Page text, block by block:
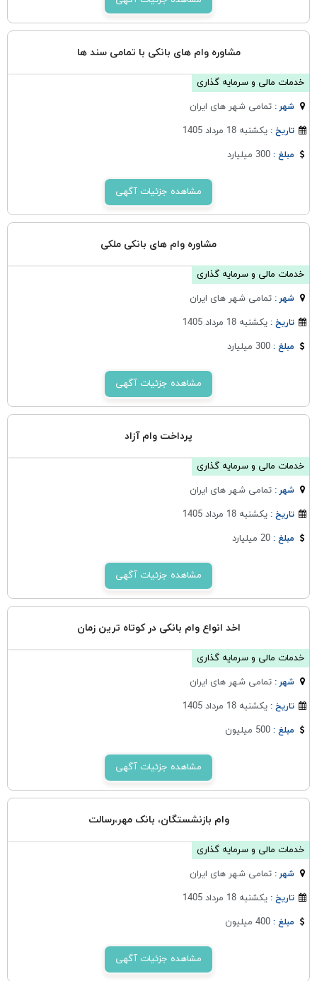
مشاوره وام های بانکی با تمامی سند ها
خدمات مالی و سرمایه گذاری
شهر :تمامی شهر های ایران
تاریخ :یکشنبه 18 مرداد 1405
مبلغ :300 میلیارد
مشاهده جزئیات آگهی
مشاوره وام های بانکی ملکی
خدمات مالی و سرمایه گذاری
شهر :تمامی شهر های ایران
تاریخ :یکشنبه 18 مرداد 1405
مبلغ :300 میلیارد
مشاهده جزئیات آگهی
پرداخت وام آزاد
خدمات مالی و سرمایه گذاری
شهر :تمامی شهر های ایران
تاریخ :یکشنبه 18 مرداد 1405
مبلغ :20 میلیارد
مشاهده جزئیات آگهی
اخد انواع وام بانکی در کوتاه ترین زمان
خدمات مالی و سرمایه گذاری
شهر :تمامی شهر های ایران
تاریخ :یکشنبه 18 مرداد 1405
مبلغ :500 میلیون
مشاهده جزئیات آگهی
وام بازنشستگان، بانک مهر،رسالت
خدمات مالی و سرمایه گذاری
شهر :تمامی شهر های ایران
تاریخ :یکشنبه 18 مرداد 1405
مبلغ :400 میلیون
مشاهده جزئیات آگهی